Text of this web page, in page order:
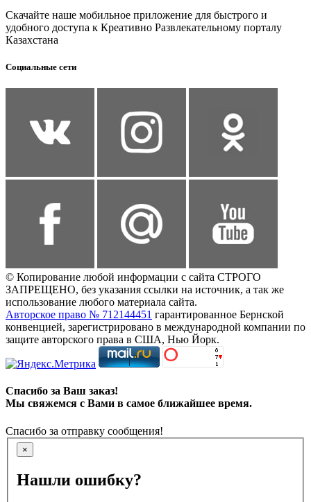
Скачайте наше мобильное приложение для быстрого и
удобного доступа к Креативно Развлекательному порталу
Казахстана
Социальные сети
© Копирование любой информации с сайта СТРОГО
ЗАПРЕЩЕНО, без указания ссылки на источник, а так же
использование любого материала сайта.
Авторское право № 712144451 гарантированное Бернской
конвенцией, зарегистрировано в международной компании по
защите авторского права в США, Нью Йорк.
Спасибо за Ваш заказ!
Мы свяжемся с Вами в самое ближайшее время.
Спасибо за отправку сообщения!
×
Нашли ошибку?